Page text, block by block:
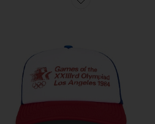
Favorite GORRA DE